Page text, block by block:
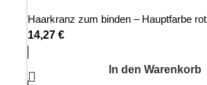
Haarkranz zum binden – Hauptfarbe rot
14,27 €
In den Warenkorb